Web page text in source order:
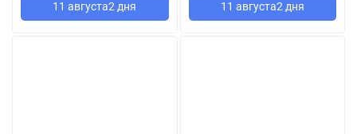
11 августа2 дня 11 августа2 дня